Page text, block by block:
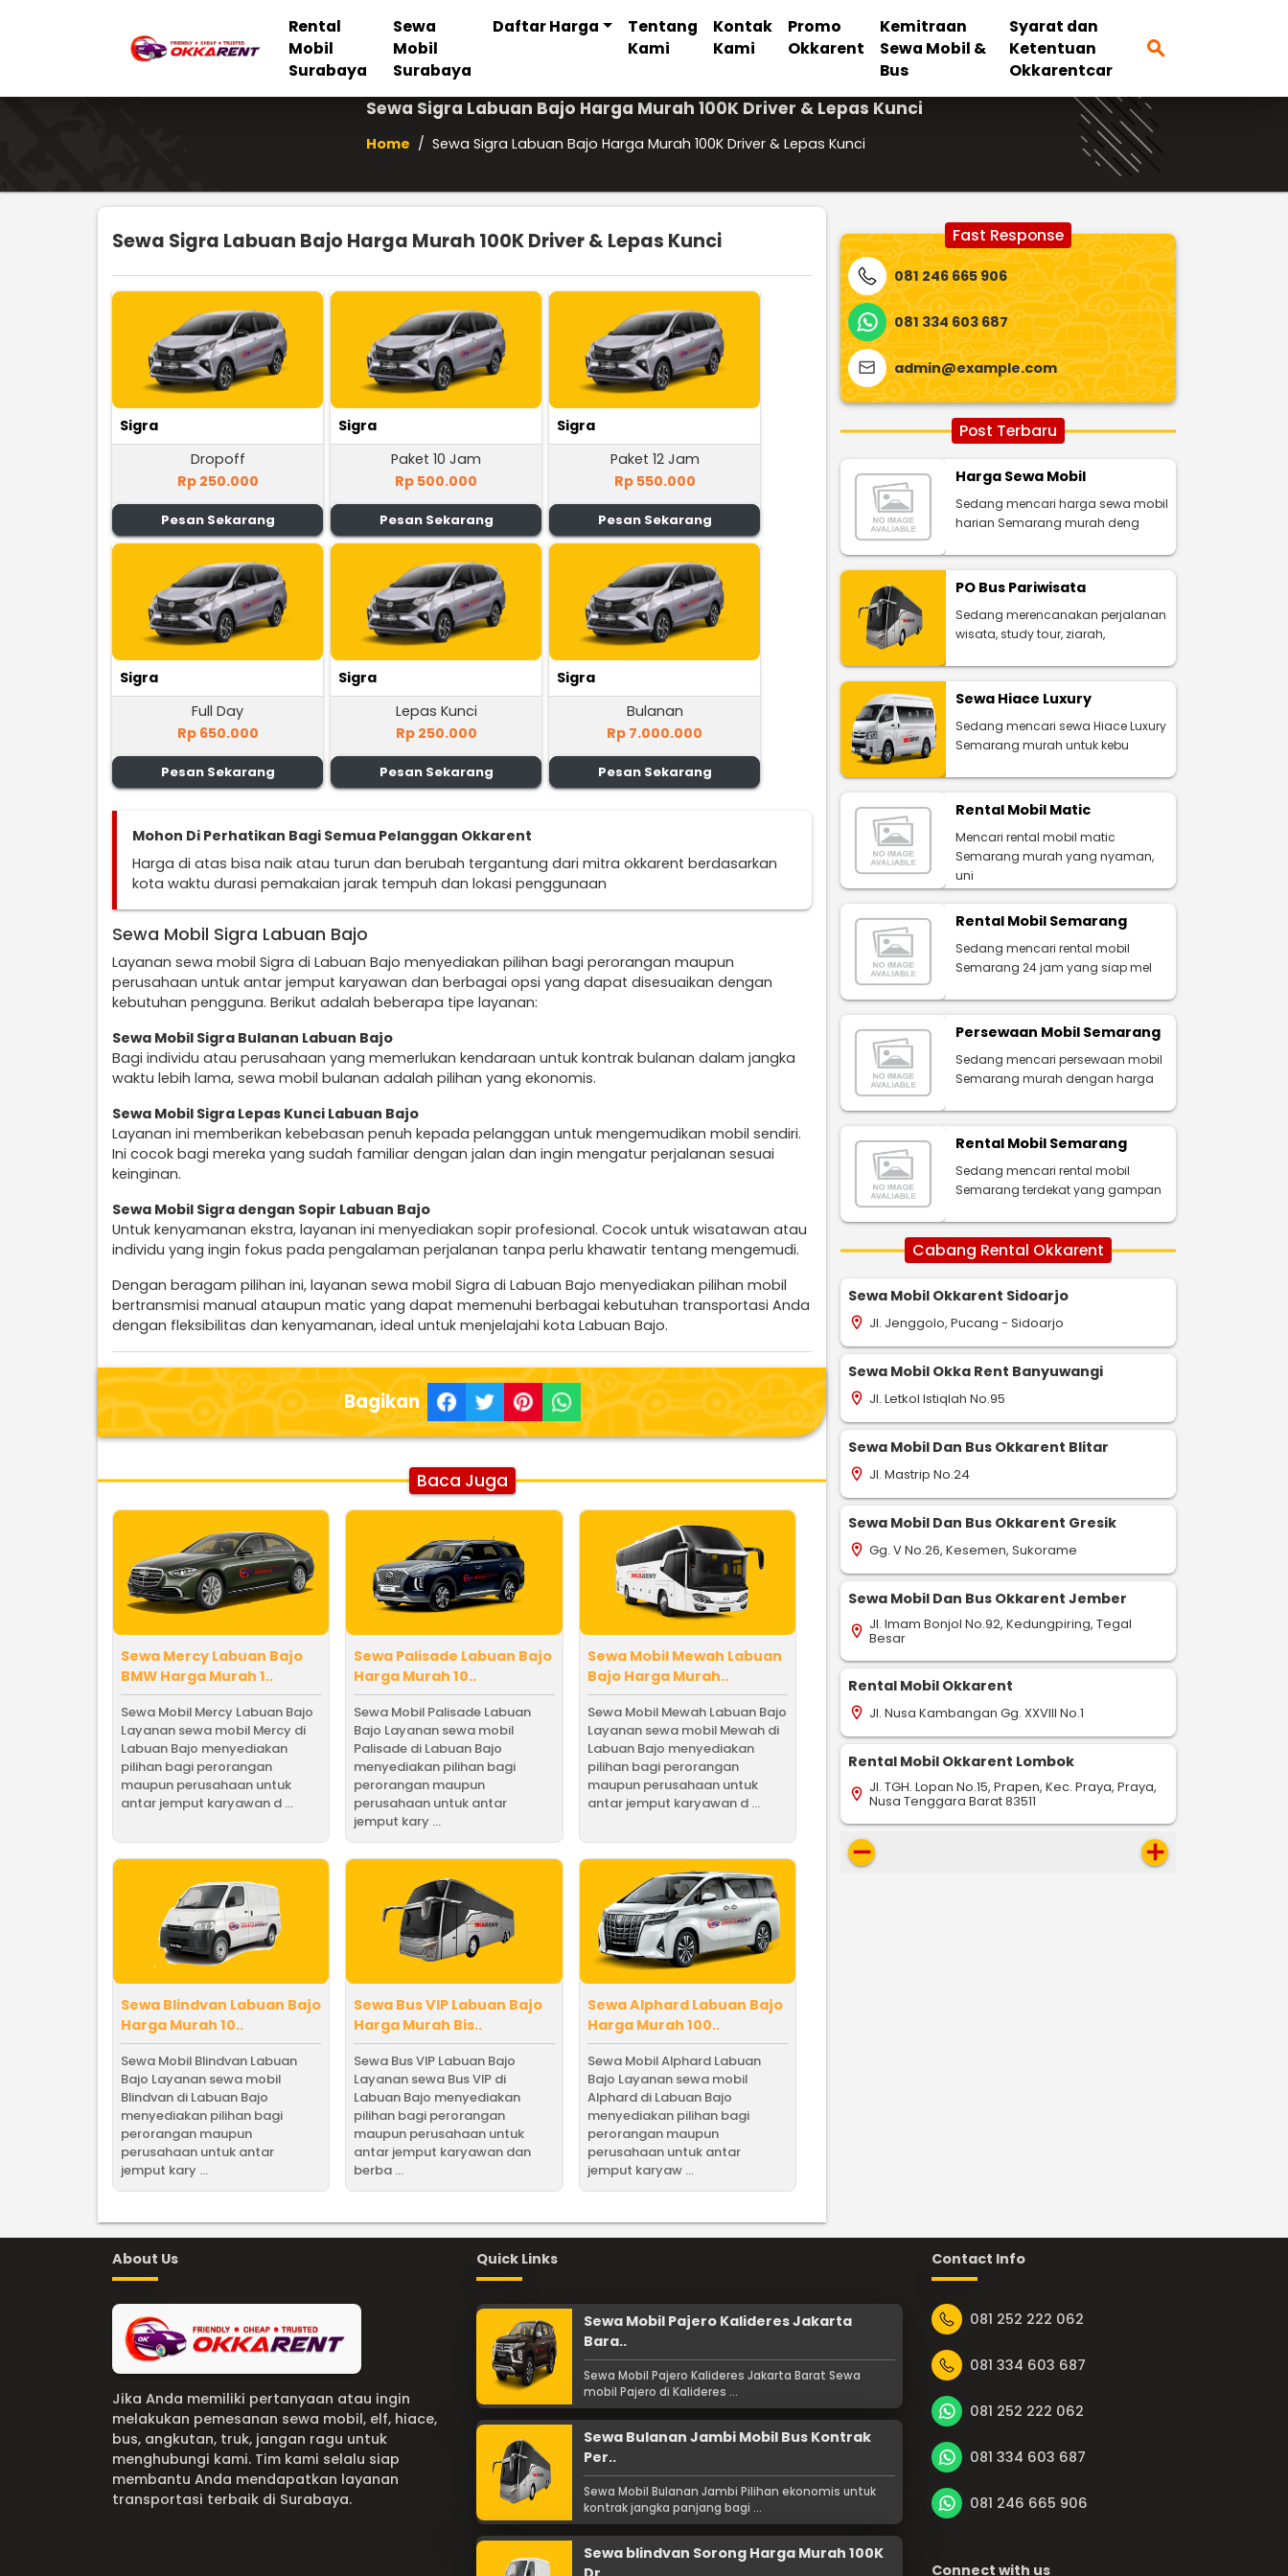
Rental
Mobil
Surabaya
Sewa
Mobil
Surabaya
Daftar Harga
Tentang
Kami
Kontak
Kami
Promo
Okkarent
Kemitraan
Sewa Mobil &
Bus
Syarat dan
Ketentuan
Okkarentcar
search
Sewa Sigra Labuan Bajo Harga Murah 100K Driver & Lepas Kunci
Home / Sewa Sigra Labuan Bajo Harga Murah 100K Driver & Lepas Kunci
Sewa Sigra Labuan Bajo Harga Murah 100K Driver & Lepas Kunci
Sigra
Dropoff
Rp 250.000
Pesan Sekarang
Sigra
Paket 10 Jam
Rp 500.000
Pesan Sekarang
Sigra
Paket 12 Jam
Rp 550.000
Pesan Sekarang
Sigra
Full Day
Rp 650.000
Pesan Sekarang
Sigra
Lepas Kunci
Rp 250.000
Pesan Sekarang
Sigra
Bulanan
Rp 7.000.000
Pesan Sekarang
Mohon Di Perhatikan Bagi Semua Pelanggan Okkarent
Harga di atas bisa naik atau turun dan berubah tergantung dari mitra okkarent berdasarkan
kota waktu durasi pemakaian jarak tempuh dan lokasi penggunaan
Sewa Mobil Sigra Labuan Bajo
Layanan sewa mobil Sigra di Labuan Bajo menyediakan pilihan bagi perorangan maupun
perusahaan untuk antar jemput karyawan dan berbagai opsi yang dapat disesuaikan dengan
kebutuhan pengguna. Berikut adalah beberapa tipe layanan:
Sewa Mobil Sigra Bulanan Labuan Bajo
Bagi individu atau perusahaan yang memerlukan kendaraan untuk kontrak bulanan dalam jangka
waktu lebih lama, sewa mobil bulanan adalah pilihan yang ekonomis.
Sewa Mobil Sigra Lepas Kunci Labuan Bajo
Layanan ini memberikan kebebasan penuh kepada pelanggan untuk mengemudikan mobil sendiri.
Ini cocok bagi mereka yang sudah familiar dengan jalan dan ingin mengatur perjalanan sesuai
keinginan.
Sewa Mobil Sigra dengan Sopir Labuan Bajo
Untuk kenyamanan ekstra, layanan ini menyediakan sopir profesional. Cocok untuk wisatawan atau
individu yang ingin fokus pada pengalaman perjalanan tanpa perlu khawatir tentang mengemudi.
Dengan beragam pilihan ini, layanan sewa mobil Sigra di Labuan Bajo menyediakan pilihan mobil
bertransmisi manual ataupun matic yang dapat memenuhi berbagai kebutuhan transportasi Anda
dengan fleksibilitas dan kenyamanan, ideal untuk menjelajahi kota Labuan Bajo.
Bagikan
Baca Juga
Sewa Mercy Labuan Bajo
BMW Harga Murah 1..
Sewa Mobil Mercy Labuan Bajo
Layanan sewa mobil Mercy di
Labuan Bajo menyediakan
pilihan bagi perorangan
maupun perusahaan untuk
antar jemput karyawan d ...
Sewa Palisade Labuan Bajo
Harga Murah 10..
Sewa Mobil Palisade Labuan
Bajo Layanan sewa mobil
Palisade di Labuan Bajo
menyediakan pilihan bagi
perorangan maupun
perusahaan untuk antar
jemput kary ...
Sewa Mobil Mewah Labuan
Bajo Harga Murah..
Sewa Mobil Mewah Labuan Bajo
Layanan sewa mobil Mewah di
Labuan Bajo menyediakan
pilihan bagi perorangan
maupun perusahaan untuk
antar jemput karyawan d ...
Sewa Blindvan Labuan Bajo
Harga Murah 10..
Sewa Mobil Blindvan Labuan
Bajo Layanan sewa mobil
Blindvan di Labuan Bajo
menyediakan pilihan bagi
perorangan maupun
perusahaan untuk antar
jemput kary ...
Sewa Bus VIP Labuan Bajo
Harga Murah Bis..
Sewa Bus VIP Labuan Bajo
Layanan sewa Bus VIP di
Labuan Bajo menyediakan
pilihan bagi perorangan
maupun perusahaan untuk
antar jemput karyawan dan
berba ...
Sewa Alphard Labuan Bajo
Harga Murah 100..
Sewa Mobil Alphard Labuan
Bajo Layanan sewa mobil
Alphard di Labuan Bajo
menyediakan pilihan bagi
perorangan maupun
perusahaan untuk antar
jemput karyaw ...
Fast Response
081 246 665 906
081 334 603 687
admin@example.com
Post Terbaru
Harga Sewa Mobil
Sedang mencari harga sewa mobil
harian Semarang murah deng
PO Bus Pariwisata
Sedang merencanakan perjalanan
wisata, study tour, ziarah,
Sewa Hiace Luxury
Sedang mencari sewa Hiace Luxury
Semarang murah untuk kebu
Rental Mobil Matic
Mencari rental mobil matic
Semarang murah yang nyaman,
uni
Rental Mobil Semarang
Sedang mencari rental mobil
Semarang 24 jam yang siap mel
Persewaan Mobil Semarang
Sedang mencari persewaan mobil
Semarang murah dengan harga
Rental Mobil Semarang
Sedang mencari rental mobil
Semarang terdekat yang gampan
Cabang Rental Okkarent
Sewa Mobil Okkarent Sidoarjo
location_on Jl. Jenggolo, Pucang - Sidoarjo
Sewa Mobil Okka Rent Banyuwangi
location_on Jl. Letkol Istiqlah No.95
Sewa Mobil Dan Bus Okkarent Blitar
location_on Jl. Mastrip No.24
Sewa Mobil Dan Bus Okkarent Gresik
location_on Gg. V No.26, Kesemen, Sukorame
Sewa Mobil Dan Bus Okkarent Jember
location_on Jl. Imam Bonjol No.92, Kedungpiring, Tegal
Besar
Rental Mobil Okkarent
location_on Jl. Nusa Kambangan Gg. XXVIII No.1
Rental Mobil Okkarent Lombok
location_on Jl. TGH. Lopan No.15, Prapen, Kec. Praya, Praya,
Nusa Tenggara Barat 83511
remove add
About Us
Jika Anda memiliki pertanyaan atau ingin
melakukan pemesanan sewa mobil, elf, hiace,
bus, angkutan, truk, jangan ragu untuk
menghubungi kami. Tim kami selalu siap
membantu Anda mendapatkan layanan
transportasi terbaik di Surabaya.
Quick Links
Sewa Mobil Pajero Kalideres Jakarta
Bara..
Sewa Mobil Pajero Kalideres Jakarta Barat Sewa
mobil Pajero di Kalideres ...
Sewa Bulanan Jambi Mobil Bus Kontrak
Per..
Sewa Mobil Bulanan Jambi Pilihan ekonomis untuk
kontrak jangka panjang bagi ...
Sewa blindvan Sorong Harga Murah 100K
Contact Info
081 252 222 062
081 334 603 687
081 252 222 062
081 334 603 687
081 246 665 906
Connect with us